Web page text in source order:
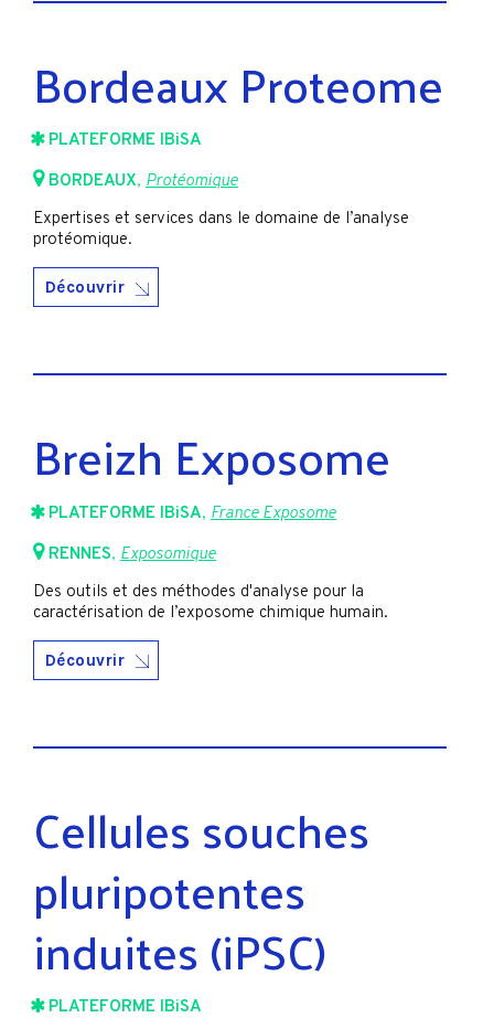
Bordeaux Proteome
PLATEFORME IBiSA
BORDEAUX, Protéomique
Expertises et services dans le domaine de l’analyse
protéomique.
Découvrir
Breizh Exposome
PLATEFORME IBiSA, France Exposome
RENNES, Exposomique
Des outils et des méthodes d'analyse pour la
caractérisation de l’exposome chimique humain.
Découvrir
Cellules souches
pluripotentes
induites (iPSC)
PLATEFORME IBiSA